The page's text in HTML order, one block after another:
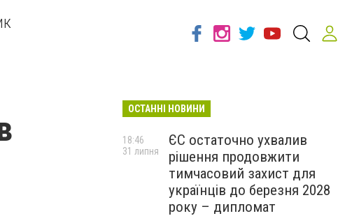
ОСТАННІ НОВИНИ
ЄС остаточно ухвалив
рішення продовжити
тимчасовий захист для
українців до березня 2028
року – дипломат
18:46
31 липня